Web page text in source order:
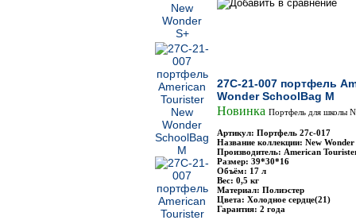
27C-21-007 портфель
Wonder SchoolBag M
Новинка Портфель для школы
Артикул: Портфель 27с-017
Название коллекции: New
Производитель: American
Размер: 39*30*16
Объём: 17 л
Вес: 0,5 кг
Материал: Полиэстер
Цвета: Холодное сердце(21)
Гарантия: 2 года